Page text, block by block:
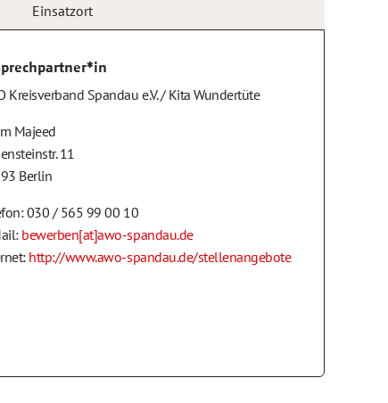
Einsatzort
Kreisverband Spandau e.V. / Kita Wundertüte
Majeed
11
Berlin
030 / 565 99 00 10
bewerben[at]awo-spandau.de
http://www.awo-spandau.de/stellenangebote